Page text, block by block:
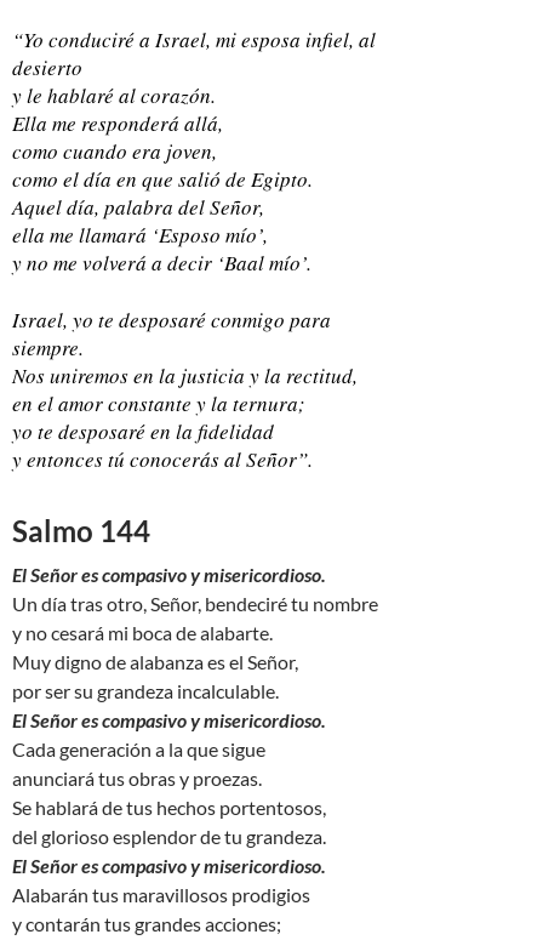
“Yo conduciré a Israel, mi esposa infiel, al
desierto
y le hablaré al corazón.
Ella me responderá allá,
como cuando era joven,
como el día en que salió de Egipto.
Aquel día, palabra del Señor,
ella me llamará ‘Esposo mío’,
y no me volverá a decir ‘Baal mío’.
Israel, yo te desposaré conmigo para
siempre.
Nos uniremos en la justicia y la rectitud,
en el amor constante y la ternura;
yo te desposaré en la fidelidad
y entonces tú conocerás al Señor”.
Salmo 144
El Señor es compasivo y misericordioso.
Un día tras otro, Señor, bendeciré tu nombre
y no cesará mi boca de alabarte.
Muy digno de alabanza es el Señor,
por ser su grandeza incalculable.
El Señor es compasivo y misericordioso.
Cada generación a la que sigue
anunciará tus obras y proezas.
Se hablará de tus hechos portentosos,
del glorioso esplendor de tu grandeza.
El Señor es compasivo y misericordioso.
Alabarán tus maravillosos prodigios
y contarán tus grandes acciones;